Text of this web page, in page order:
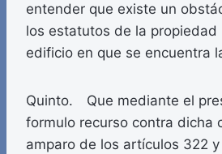
entender que existe un
los estatutos de la propiedad
edificio en que se encuentra
Quinto. Que mediante el
formulo recurso contra dicha
amparo de los artículos 322